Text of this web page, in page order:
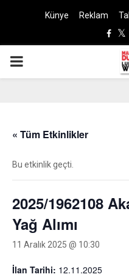
Künye Reklam
PRIMARY
« Tüm Etkinlikler
Bu etkinlik geçti.
2025/1962108
Yağ Alımı
11 Aralık 2025 @ 10:30
İlan Tarihi: 12.11.2025